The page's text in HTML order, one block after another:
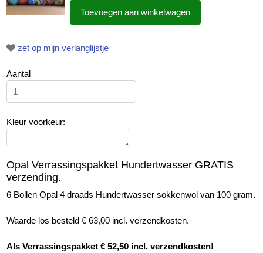
zet op mijn verlanglijstje
Aantal
Kleur voorkeur:
Opal Verrassingspakket Hundertwasser GRATIS
verzending.
6 Bollen Opal 4 draads Hundertwasser sokkenwol van 100 gram.
Waarde los besteld € 63,00 incl. verzendkosten.
Als Verrassingspakket € 52,50 incl. verzendkosten!